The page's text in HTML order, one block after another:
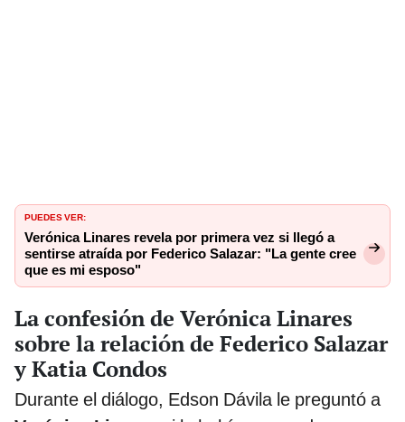
PUEDES VER:
Verónica Linares revela por primera vez si llegó a
sentirse atraída por Federico Salazar: "La gente cree
que es mi esposo"
La confesión de Verónica Linares
sobre la relación de Federico Salazar
y Katia Condos
Durante el diálogo, Edson Dávila le preguntó a